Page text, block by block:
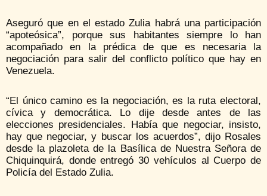
Aseguró que en el estado Zulia habrá una participación
“apoteósica”, porque sus habitantes siempre lo han
acompañado en la prédica de que es necesaria la
negociación para salir del conflicto político que hay en
Venezuela.
“El único camino es la negociación, es la ruta electoral,
cívica y democrática. Lo dije desde antes de las
elecciones presidenciales. Había que negociar, insisto,
hay que negociar, y buscar los acuerdos”, dijo Rosales
desde la plazoleta de la Basílica de Nuestra Señora de
Chiquinquirá, donde entregó 30 vehículos al Cuerpo de
Policía del Estado Zulia.